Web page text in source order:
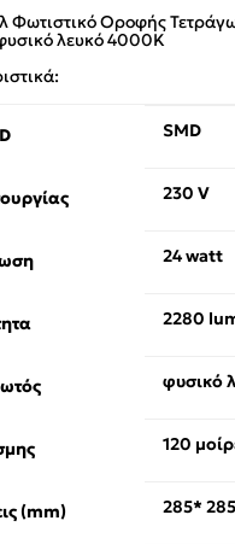
Φωτιστικό Οροφής
λευκό 4000K
SMD
230 V
24 watt
2280
φυσικό
120
(mm) 285* 285